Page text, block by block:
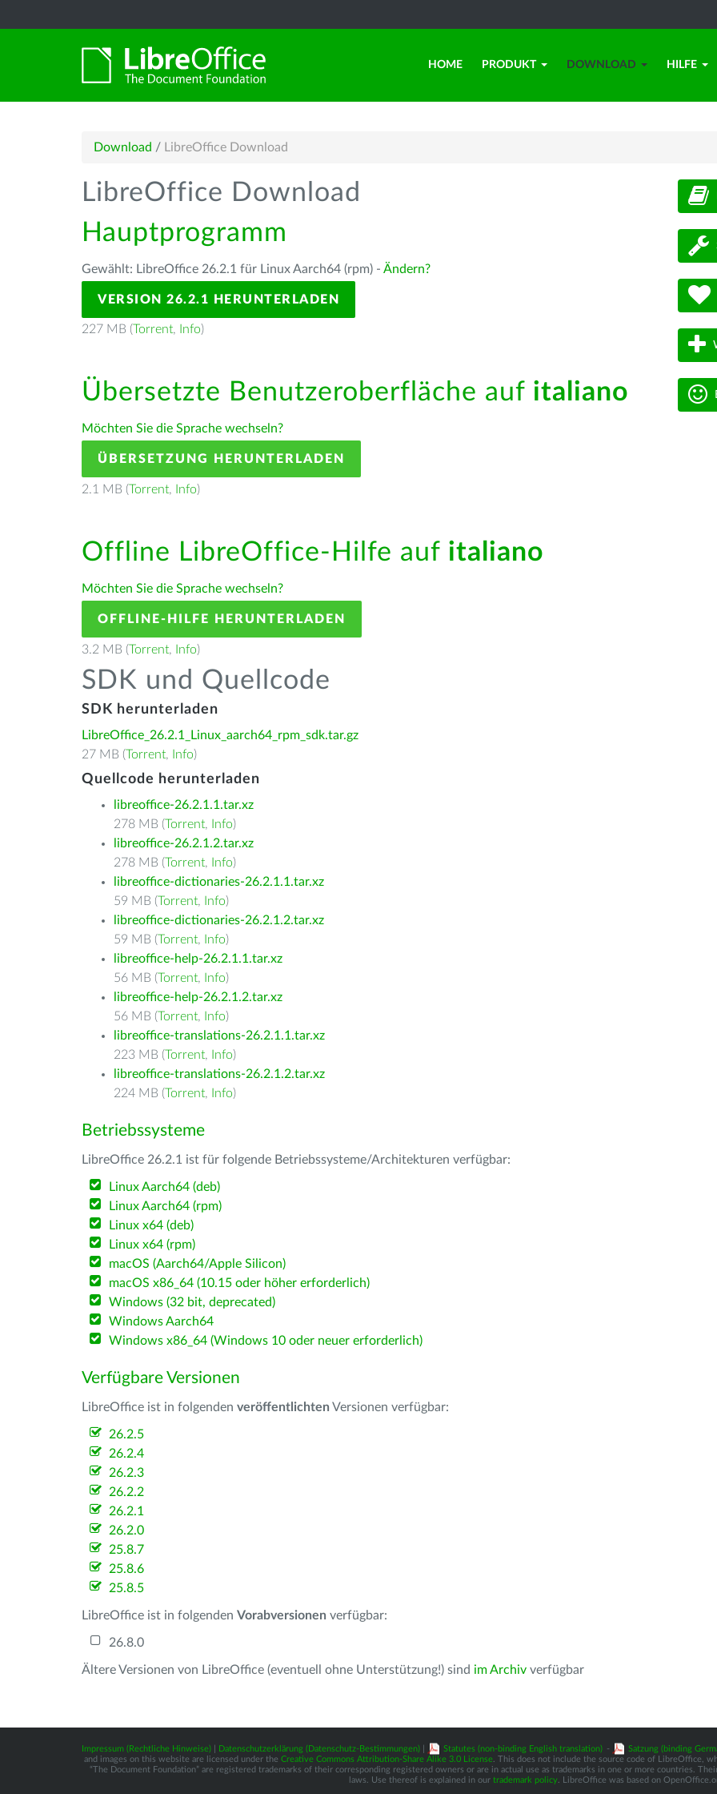
HOME PRODUKT DOWNLOAD HILFE
Download / LibreOffice Download
LibreOffice Download
Hauptprogramm
Gewählt: LibreOffice 26.2.1 für Linux Aarch64 (rpm) - Ändern?
VERSION 26.2.1 HERUNTERLADEN
227 MB (Torrent, Info)
Übersetzte Benutzeroberfläche auf italiano
Möchten Sie die Sprache wechseln?
ÜBERSETZUNG HERUNTERLADEN
2.1 MB (Torrent, Info)
Offline LibreOffice-Hilfe auf italiano
Möchten Sie die Sprache wechseln?
OFFLINE-HILFE HERUNTERLADEN
3.2 MB (Torrent, Info)
SDK und Quellcode
SDK herunterladen
LibreOffice_26.2.1_Linux_aarch64_rpm_sdk.tar.gz
27 MB (Torrent, Info)
Quellcode herunterladen
libreoffice-26.2.1.1.tar.xz
278 MB (Torrent, Info)
libreoffice-26.2.1.2.tar.xz
278 MB (Torrent, Info)
libreoffice-dictionaries-26.2.1.1.tar.xz
59 MB (Torrent, Info)
libreoffice-dictionaries-26.2.1.2.tar.xz
59 MB (Torrent, Info)
libreoffice-help-26.2.1.1.tar.xz
56 MB (Torrent, Info)
libreoffice-help-26.2.1.2.tar.xz
56 MB (Torrent, Info)
libreoffice-translations-26.2.1.1.tar.xz
223 MB (Torrent, Info)
libreoffice-translations-26.2.1.2.tar.xz
224 MB (Torrent, Info)
Betriebssysteme
LibreOffice 26.2.1 ist für folgende Betriebssysteme/Architekturen verfügbar:
Linux Aarch64 (deb)
Linux Aarch64 (rpm)
Linux x64 (deb)
Linux x64 (rpm)
macOS (Aarch64/Apple Silicon)
macOS x86_64 (10.15 oder höher erforderlich)
Windows (32 bit, deprecated)
Windows Aarch64
Windows x86_64 (Windows 10 oder neuer erforderlich)
Verfügbare Versionen
LibreOffice ist in folgenden veröffentlichten Versionen verfügbar:
26.2.5
26.2.4
26.2.3
26.2.2
26.2.1
26.2.0
25.8.7
25.8.6
25.8.5
LibreOffice ist in folgenden Vorabversionen verfügbar:
26.8.0
Ältere Versionen von LibreOffice (eventuell ohne Unterstützung!) sind im Archiv verfügbar
Impressum (Rechtliche Hinweise) Datenschutzerklärung (Datenschutz-Bestimmungen) Statutes (non-binding English translation) - Satzung (binding
and images on this website are licensed under the Creative Commons Attribution-Share Alike 3.0 License. This does not include the source code of LibreOffice,
“The Document Foundation” are registered trademarks of their corresponding registered owners or are in actual use as trademarks in one or more countries.
laws. Use thereof is explained in our trademark policy . LibreOffice was based on